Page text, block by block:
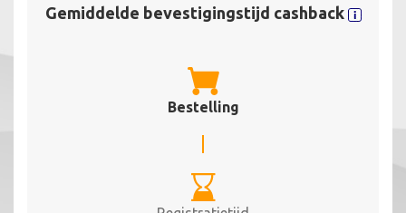
Gemiddelde bevestigingstijd cashback
Bestelling